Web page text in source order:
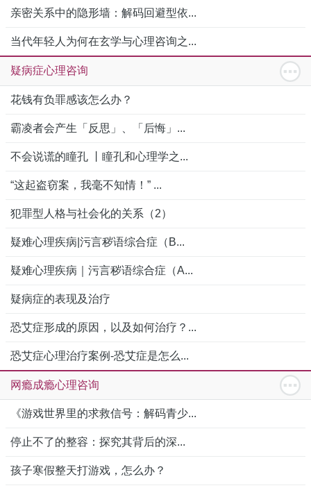
亲密关系中的隐形墙：解码回避型依...
当代年轻人为何在玄学与心理咨询之...
疑病症心理咨询
花钱有负罪感该怎么办？
霸凌者会产生「反思」、「后悔」...
不会说谎的瞳孔 丨瞳孔和心理学之...
“这起盗窃案，我毫不知情！” ...
犯罪型人格与社会化的关系（2）
疑难心理疾病|污言秽语综合症（B...
疑难心理疾病｜污言秽语综合症（A...
疑病症的表现及治疗
恐艾症形成的原因，以及如何治疗？...
恐艾症心理治疗案例-恐艾症是怎么...
网瘾成瘾心理咨询
《游戏世界里的求救信号：解码青少...
停止不了的整容：探究其背后的深...
孩子寒假整天打游戏，怎么办？